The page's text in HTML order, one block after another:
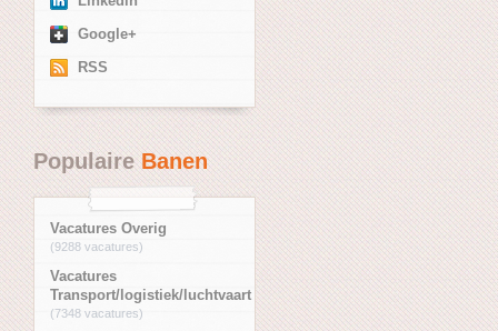
Google+
RSS
PopulaireBanen
Vacatures Overig
(9288 vacatures)
Vacatures
Transport/logistiek/luchtvaart
(7348 vacatures)